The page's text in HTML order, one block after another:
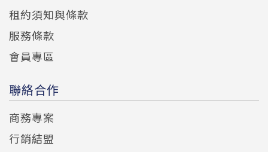
租約須知與條款
服務條款
會員專區
聯絡合作
商務專案
行銷結盟